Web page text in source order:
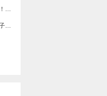
【情人节祝福语大全】情人节简短的英文祝福语！50句暖心的祝福语分享！
情人节的英语怎么说？情人节适合发圈的英语句子有哪些？